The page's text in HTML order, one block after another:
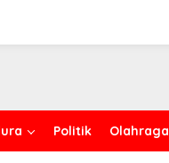
Politik Olahraga